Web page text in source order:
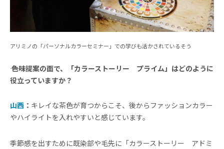
アリミノの「パーソナルカラーセミナー」での学びも活かされているそう
―― 色味提案の面で、「カラーストーリー プライム」はどのように
役立っていますか？
山西 ： キレイな茶色が育つからこそ、後からファッションカラー
やハイライトを入れやすいと感じています。
季節感を出すために既染部や毛先に「カラーストーリー アドミ